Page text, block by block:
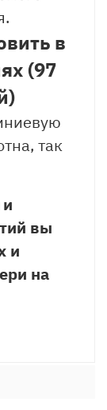
в
(97
так
вы
и
на